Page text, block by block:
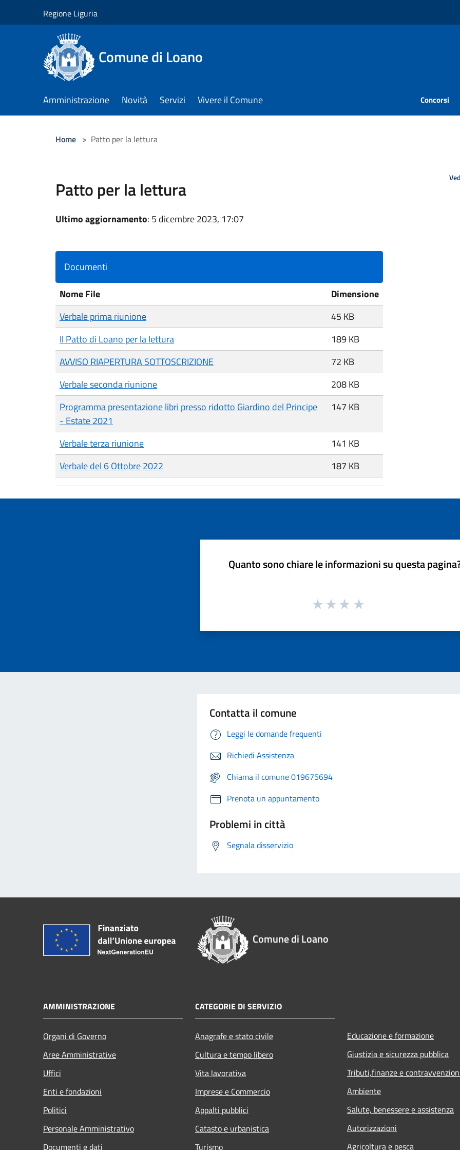
Regione Liguria
Comune di Loano
Amministrazione Novità Servizi Vivere il Comune Concorsi
Home > Patto per la lettura
Patto per la lettura
Ultimo aggiornamento: 5 dicembre 2023, 17:07
Documenti
Nome File
Dimensione
Verbale prima riunione
45 KB
Il Patto di Loano per la lettura
189 KB
AVVISO RIAPERTURA SOTTOSCRIZIONE
72 KB
Verbale seconda riunione
208 KB
Programma presentazione libri presso ridotto Giardino del Principe
- Estate 2021
147 KB
Verbale terza riunione
141 KB
Verbale del 6 Ottobre 2022
187 KB
Quanto sono chiare le informazioni su questa
Contatta il comune
Leggi le domande frequenti
Richiedi Assistenza
Chiama il comune 019675694
Prenota un appuntamento
Problemi in città
Segnala disservizio
Comune di Loano
AMMINISTRAZIONE
Organi di Governo
Aree Amministrative
Uffici
Enti e fondazioni
Politici
Personale Amministrativo
Documenti e dati
CATEGORIE DI SERVIZIO
Anagrafe e stato civile
Cultura e tempo libero
Vita lavorativa
Imprese e Commercio
Appalti pubblici
Catasto e urbanistica
Turismo
Educazione e formazione
Giustizia e sicurezza pubblica
Tributi,finanze e
Ambiente
Salute, benessere e assistenza
Autorizzazioni
Agricoltura e pesca